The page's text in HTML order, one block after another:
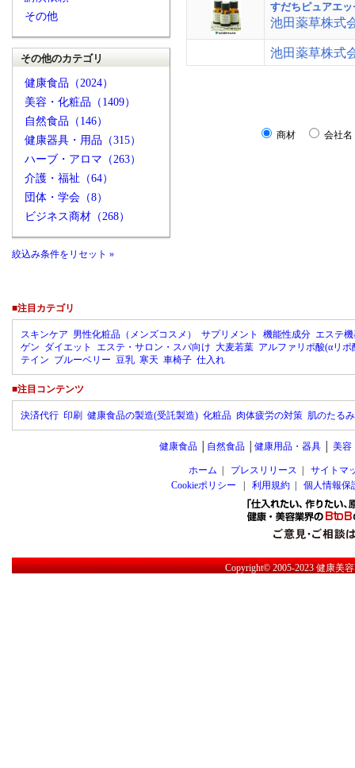
その他
その他のカテゴリ
健康食品（2024）
美容・化粧品（1409）
自然食品（146）
健康器具・用品（315）
ハーブ・アロマ（263）
介護・福祉（64）
団体・学会（8）
ビジネス商材（268）
絞込み条件をリセット »
すだちピュアエ
池田薬草株式
池田薬草株式
商材 会社名
■注目カテゴリ
スキンケア 男性化粧品（メンズコスメ） サプリメント 機能性成分 エステ
ゲン ダイエット エステ・サロン・スパ向け 大麦若葉 アルファリポ酸(αリポ
テイン ブルーベリー 豆乳 寒天 車椅子 仕入れ
■注目コンテンツ
決済代行 印刷 健康食品の製造(受託製造) 化粧品 肉体疲労の対策 肌のたる
健康食品│ 自然食品│ 健康用品・器具│ 美容
ホーム プレスリリース
サイトマ
Cookieポリシー
利用規約| 個人情報保
Copyright© 2005-2023健康美